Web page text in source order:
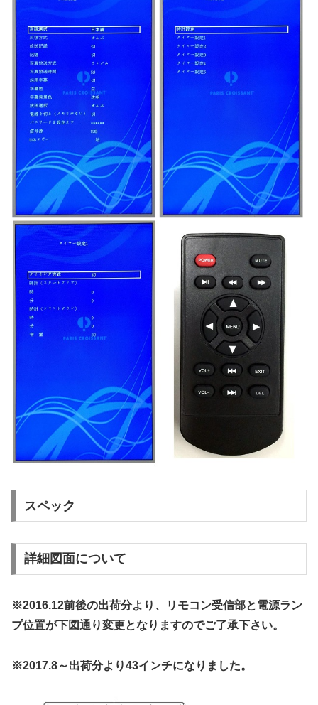
スペック
詳細図面について
※2016.12前後の出荷分より、リモコン受信部と電源ラン
プ位置が下図通り変更となりますのでご了承下さい。
※2017.8～出荷分より43インチになりました。